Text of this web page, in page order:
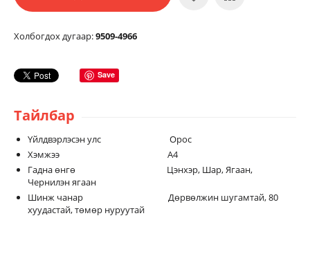
Холбогдох дугаар:9509-4966
Save
Тайлбар
Үйлдвэрлэсэн улс Орос
Хэмжээ А4
Гадна өнгө Цэнхэр, Шар, Ягаан,
Чернилэн ягаан
Шинж чанар Дөрвөлжин шугамтай, 80
хуудастай, төмөр нуруутай